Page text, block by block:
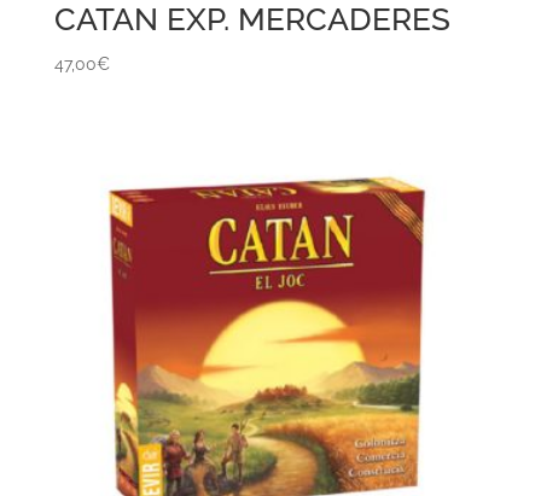
CATAN EXP. MERCADERES
47,00€